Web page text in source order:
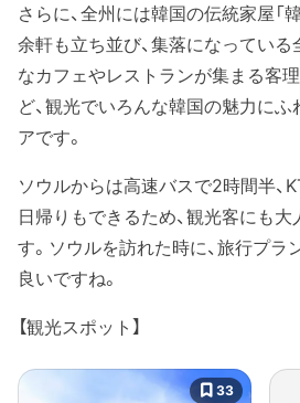
さらに、全州には韓国の伝統家屋「
余軒も立ち並び、集落になってい
なカフェやレストランが集まる客理
ど、観光でいろんな韓国の魅力に
アです。
ソウルからは高速バスで2時間半、
日帰りもできるため、観光客にも
す。ソウルを訪れた時に、旅行プラ
良いですね。
【観光スポット】
33